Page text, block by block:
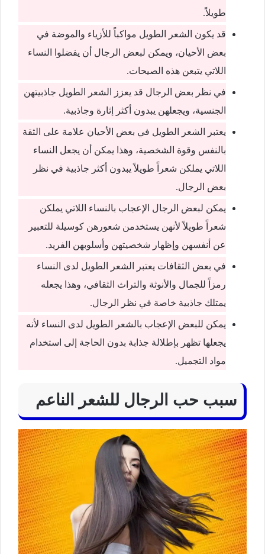
طويلاً.
قد يكون الشعر الطويل مواكباً للأزياء والموضة في
بعض الأحيان، ويمكن لبعض الرجال أن يفضلوا النساء
اللاتي يتبعن هذه الصيحات.
في نظر بعض الرجال قد يعزز الشعر الطويل جاذبيتهن
الجنسية، ويجعلهن يبدون أكثر إثارة وجاذبية.
يعتبر الشعر الطويل في بعض الأحيان علامة على الثقة
بالنفس وقوة الشخصية، وهذا يمكن أن يجعل النساء
اللاتي يملكن شعراً طويلاً يبدون أكثر جاذبية في نظر
بعض الرجال.
يمكن لبعض الرجال الإعجاب بالنساء اللاتي يملكن
شعراً طويلاً لأنهن يستخدمن شعورهن كوسيلة للتعبير
عن أنفسهن وإظهار شخصيتهن وأسلوبهن الفريد.
في بعض الثقافات يعتبر الشعر الطويل لدى النساء
رمزاً للجمال والأنوثة والتراث الثقافي، وهذا يجعله
يمتلك جاذبية خاصة في نظر الرجال.
يمكن للبعض الإعجاب بالشعر الطويل لدى النساء لأنه
يجعلها تظهر بإطلالة جذابة بدون الحاجة إلى استخدام
مواد التجميل.
سبب حب الرجال للشعر الناعم